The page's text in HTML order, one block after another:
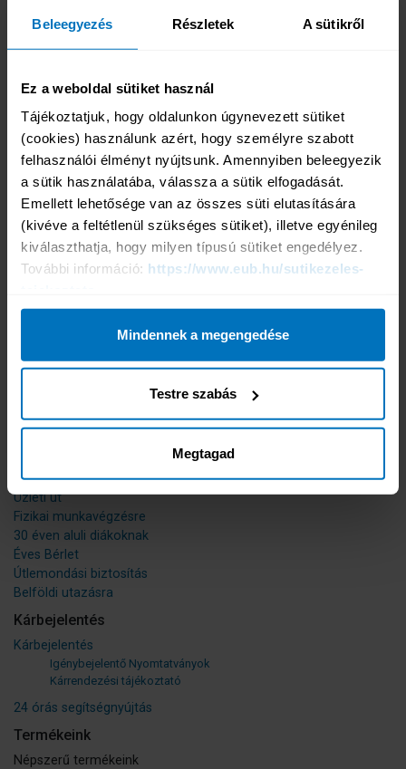
Beleegyezés Részletek A sütikről
Ez a weboldal sütiket használ
Tájékoztatjuk, hogy oldalunkon úgynevezett sütiket
(cookies) használunk azért, hogy személyre szabott
felhasználói élményt nyújtsunk. Amennyiben beleegyezik
a sütik használatába, válassza a sütik elfogadását.
Emellett lehetősége van az összes süti elutasítására
(kivéve a feltétlenül szükséges sütiket), illetve egyénileg
kiválaszthatja, hogy milyen típusú sütiket engedélyez.
További információ: https://www.eub.hu/sutikezeles-
Mindennek a megengedése
Testre szabás
Megtagad
BELÉPÉS
BELÉPÉS
A GENERALI HÁLÓZAT
MUNKATÁRSAI RÉSZÉRE »
BELÉPÉS
A VÁLLALATI ÜGYFELEK
RÉSZÉRE »
Horvátországba, Szlovéniába
Búvárkodás
Hajós körút
Üzleti út
Fizikai munkavégzésre
30 éven aluli diákoknak
Éves Bérlet
Útlemondási biztosítás
Belföldi utazásra
Kárbejelentés
Kárbejelentés
Igénybejelentő Nyomtatványok
Kárrendezési tájékoztató
24 órás segítségnyújtás
Termékeink
Népszerű termékeink